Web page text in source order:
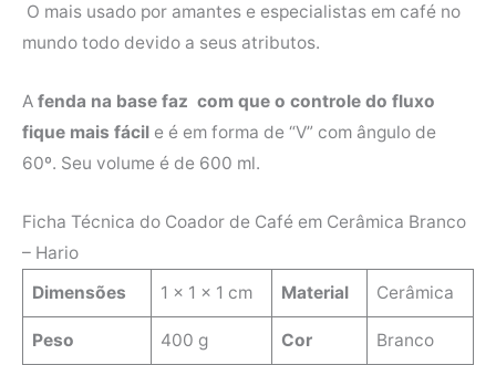
O mais usado por amantes e especialistas em café no
mundo todo devido a seus atributos.
A fenda na base faz com que o controle do fluxo
fique mais fácil e é em forma de “V” com ângulo de
60º. Seu volume é de 600 ml.
Ficha Técnica do Coador de Café em Cerâmica Branco
– Hario
Dimensões
‎1 x 1 x 1 cm Material ‎Cerâmica
Peso 400 g Cor Branco